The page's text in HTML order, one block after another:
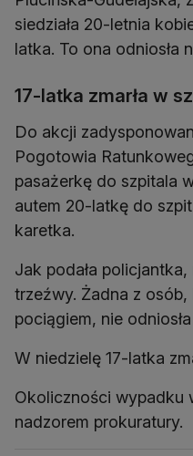
siedziała 20-letnia
latka. To ona odniosła
17-latka zmarła w
Do akcji
Pogotowia
pasażerkę do szpitala
autem 20-latkę do
karetka.
Jak podała
trzeźwy. Żadna z
pociągiem, nie
W niedzielę 17-latka
Okoliczności wypadku
nadzorem prokuratury.